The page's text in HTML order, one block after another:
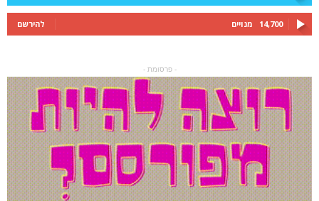
14,700 מנויים להירשם
- פרסומת -